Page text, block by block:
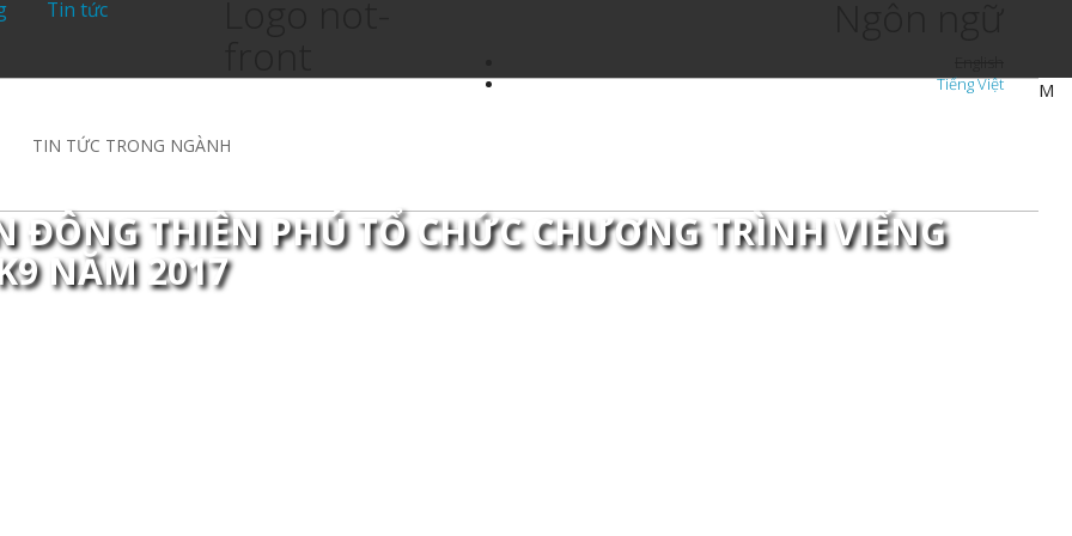
Tin tức
Tiếng Việt
M
TIN TỨC TRONG NGÀNH
ĐÔNG THIÊN PHÚ TỔ CHỨC CHƯƠNG TRÌNH VIẾNG
NĂM 2017